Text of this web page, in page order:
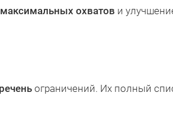
максимальных охватов и
ограничений. Их полный